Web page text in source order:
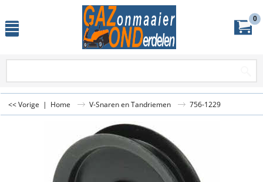
0
<< Vorige | Home V-Snaren en Tandriemen 756-1229